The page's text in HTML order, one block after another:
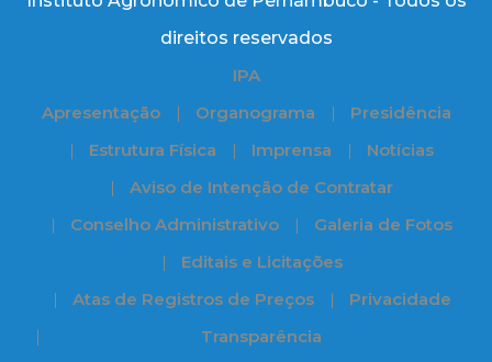
direitos reservados
IPA
Apresentação
Organograma
Presidência
Estrutura Física
Imprensa
Notícias
Aviso de Intenção de Contratar
Conselho Administrativo
Galeria de Fotos
Editais e Licitações
Atas de Registros de Preços
Privacidade
Transparência